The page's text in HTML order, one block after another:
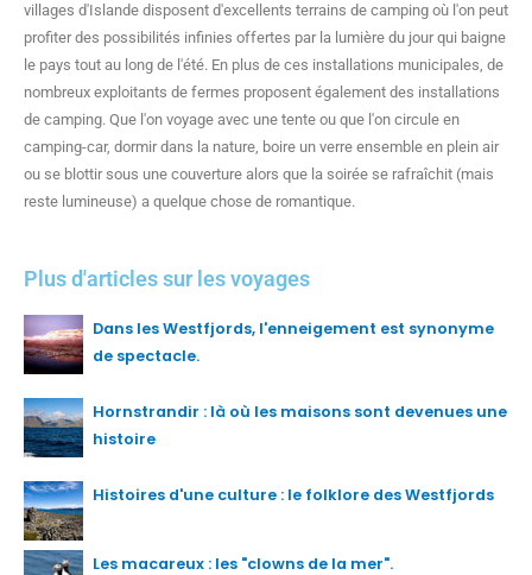
villages d'Islande disposent d'excellents terrains de camping où l'on peut
profiter des possibilités infinies offertes par la lumière du jour qui baigne
le pays tout au long de l'été. En plus de ces installations municipales, de
nombreux exploitants de fermes proposent également des installations
de camping. Que l'on voyage avec une tente ou que l'on circule en
camping-car, dormir dans la nature, boire un verre ensemble en plein air
ou se blottir sous une couverture alors que la soirée se rafraîchit (mais
reste lumineuse) a quelque chose de romantique.
Plus d'articles sur les voyages
Dans les Westfjords, l'enneigement est synonyme
de spectacle.
Hornstrandir : là où les maisons sont devenues une
histoire
Histoires d'une culture : le folklore des Westfjords
Les macareux : les "clowns de la mer".